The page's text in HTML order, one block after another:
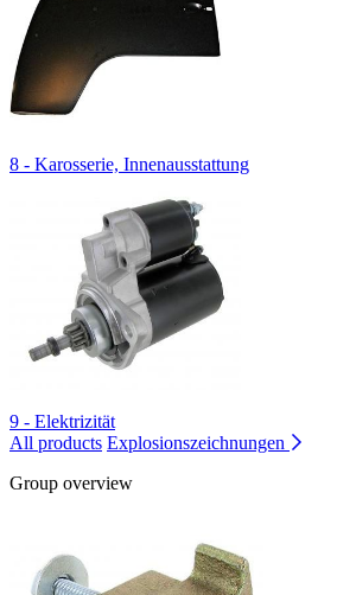
8 - Karosserie, Innenausstattung
9 - Elektrizität
All products Explosionszeichnungen
Group overview